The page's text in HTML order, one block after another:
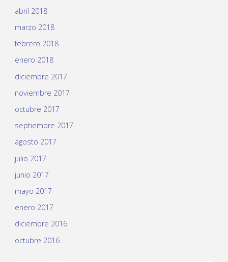
abril 2018
marzo 2018
febrero 2018
enero 2018
diciembre 2017
noviembre 2017
octubre 2017
septiembre 2017
agosto 2017
julio 2017
junio 2017
mayo 2017
enero 2017
diciembre 2016
octubre 2016